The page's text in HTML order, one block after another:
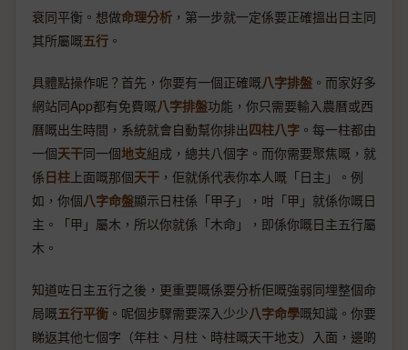
衰同平衡。想做命理分析 ，第一步就一定係要正確搵出日主同
其所屬嘅五行 。
具體點操作呢？首先，你要有一個正確嘅八字排盤 。而家好多
網站同App都有免費嘅八字排盤功能，你只需要輸入農曆或西
曆嘅出生時間，系統就會自動幫你排出四柱八字 。每一柱都由
一個天干同一個地支組成，總共八個字。而你需要聚焦嘅，就
係日柱 上面嘅那個天干 ，佢就係代表你本人嘅「日主」。例
如，你個八字命盤顯示日柱係「甲子」，咁「甲」就係你嘅日
主。「甲」屬木，所以你就係「木命」，即係你嘅日主五行屬
木。
知道咗日主五行之後，更重要嘅係要分析佢嘅強弱同埋整個命
局嘅五行平衡 。呢個步驟需要深入少少八字命學嘅知識。你要
睇返其他七個字（年柱、月柱、時柱嘅天干地支）入面，邊啲